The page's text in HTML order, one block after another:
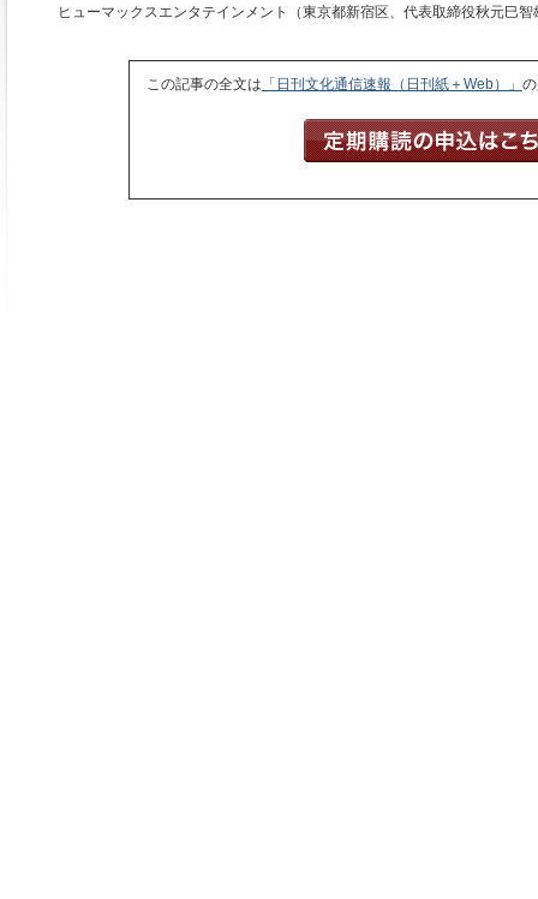
ヒューマックスエンタテインメント（東京都新宿区、代表取締役秋元巳
この記事の全文は 「日刊文化通信速報（日刊紙＋Web）」